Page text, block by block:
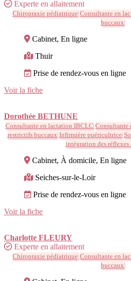
Experte en allaitement
Chiropraxie pédiatrique Consultante en
buccaux
Cabinet, En ligne
Thuir
Prise de rendez-vous en ligne
Voir la fiche
Dorothée BETHUNE
Consultante en lactation IBCLC Consultante
restrictifs buccaux Infirmière puéricultrice
intégration des réflexes
Cabinet, À domicile, En ligne
Seiches-sur-le-Loir
Prise de rendez-vous en ligne
Voir la fiche
Charlotte FLEURY
Experte en allaitement
Chiropraxie pédiatrique Consultante en
buccaux